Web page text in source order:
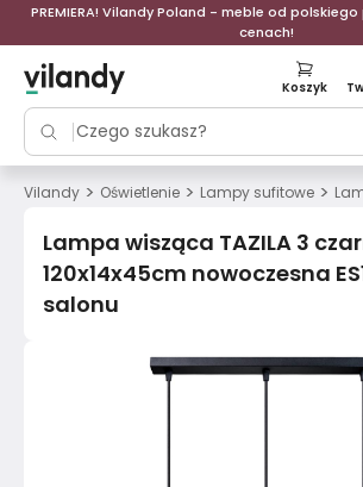
PREMIERA! Vilandy Poland - meble od
cenach!
Koszyk
Vilandy > Oświetlenie > Lampy sufitowe >
Lampa wisząca TAZILA 3
120x14x45cm nowoczesna
salonu